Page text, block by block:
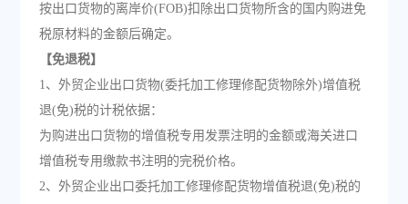
按出口货物的离岸价(FOB)扣除出口货物所含的国内购进免
税原材料的金额后确定。
【免退税】
1、外贸企业出口货物(委托加工修理修配货物除外)增值税
退(免)税的计税依据：
为购进出口货物的增值税专用发票注明的金额或海关进口
增值税专用缴款书注明的完税价格。
2、外贸企业出口委托加工修理修配货物增值税退(免)税的